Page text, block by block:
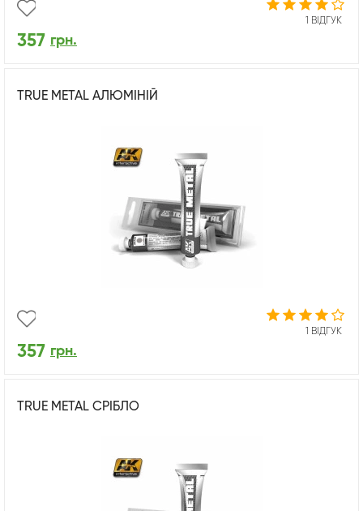
1 ВІДГУК
357 грн.
TRUE METAL АЛЮМІНІЙ
1 ВІДГУК
357 грн.
TRUE METAL СРІБЛО